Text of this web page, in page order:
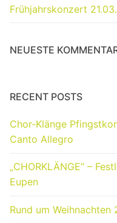
Frühjahrskonzert
NEUESTE
RECENT POSTS
Chor-Klänge
Canto Allegro
„CHORKLÄNGE“ –
Eupen
Rund um Weihnachten